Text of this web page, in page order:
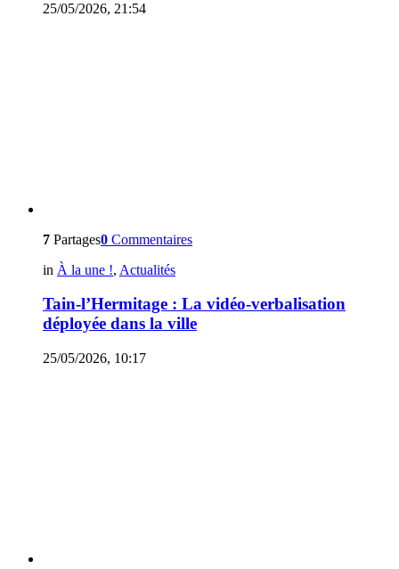
25/05/2026, 21:54
7 Partages0 Commentaires
in À la une !, Actualités
Tain-l’Hermitage : La vidéo-verbalisation
déployée dans la ville
25/05/2026, 10:17